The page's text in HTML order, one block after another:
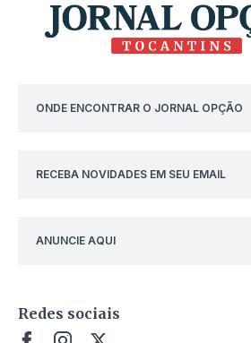
ONDE ENCONTRAR O JORNAL OPÇÃO
RECEBA NOVIDADES EM SEU EMAIL
ANUNCIE AQUI
Redes sociais